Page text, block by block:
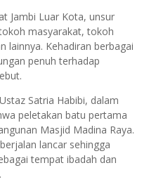
Jambi Luar Kota, unsur
masyarakat, tokoh
lainnya. Kehadiran berbagai
penuh terhadap
Satria Habibi, dalam
peletakan batu pertama
Masjid Madina Raya.
lancar sehingga
tempat ibadah dan